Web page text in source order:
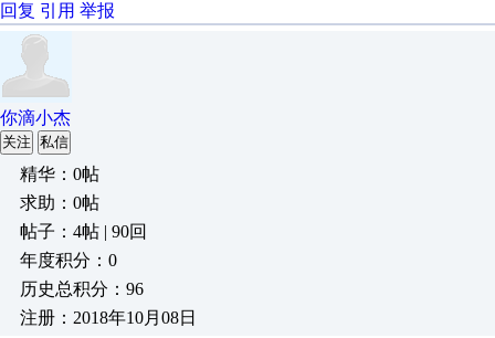
回复 引用 举报
你滴小杰
关注 私信
精华：0帖
求助：0帖
帖子：4帖 | 90回
年度积分：0
历史总积分：96
注册：2018年10月08日